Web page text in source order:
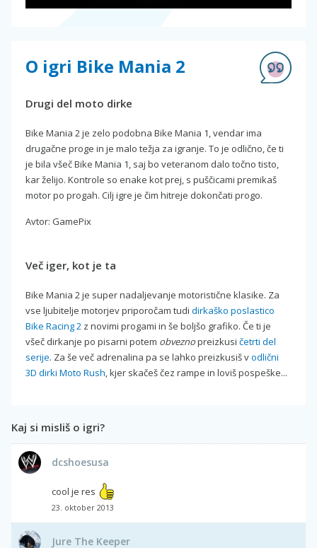
O igri Bike Mania 2
Drugi del moto dirke
Bike Mania 2 je zelo podobna Bike Mania 1, vendar ima
drugačne proge in je malo težja za igranje. To je odlično, če ti
je bila všeč Bike Mania 1, saj bo veteranom dalo točno tisto,
kar želijo. Kontrole so enake kot prej, s puščicami premikaš
motor po progah. Cilj igre je čim hitreje dokončati progo.
Avtor: GamePix
Več iger, kot je ta
Bike Mania 2 je super nadaljevanje motoristične klasike. Za
vse ljubitelje motorjev priporočam tudi dirkaško poslastico
Bike Racing 2 z novimi progami in še boljšo grafiko. Če ti je
všeč dirkanje po pisarni potem obveznopreizkusi četrti del
serije. Za še več adrenalina pa se lahko preizkusiš vodlični
3D dirki Moto Rush, kjer skačeš čez rampe in loviš pospeške...
Kaj si misliš o igri?
dcshoesusa
cool je res
23. oktober 2013
Jure The Keeper